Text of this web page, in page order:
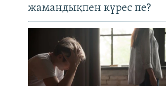
жамандықпен күрес пе?